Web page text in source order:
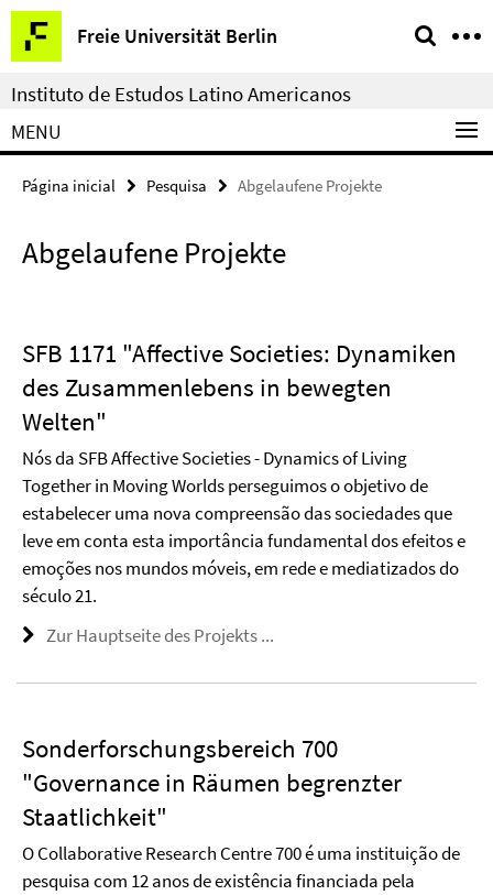
Springe
direkt
zu
Inhalt
Freie Universität Berlin
Serviço
de
navegação
Instituto de Estudos Latino Americanos
MENU
Página inicial Pesquisa Abgelaufene Projekte
Abgelaufene Projekte
SFB 1171 "Affective Societies: Dynamiken
des Zusammenlebens in bewegten
Welten"
Nós da SFB Affective Societies - Dynamics of Living
Together in Moving Worlds perseguimos o objetivo de
estabelecer uma nova compreensão das sociedades que
leve em conta esta importância fundamental dos efeitos e
emoções nos mundos móveis, em rede e mediatizados do
século 21.
Zur Hauptseite des Projekts ...
Sonderforschungsbereich 700
"Governance in Räumen begrenzter
Staatlichkeit"
O Collaborative Research Centre 700 é uma instituição de
pesquisa com 12 anos de existência financiada pela